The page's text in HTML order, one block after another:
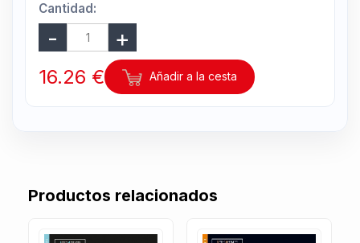
Cantidad:
16.26 € Añadir a la cesta
Productos relacionados